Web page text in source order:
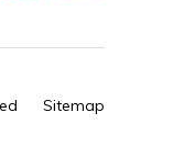
Sitemap